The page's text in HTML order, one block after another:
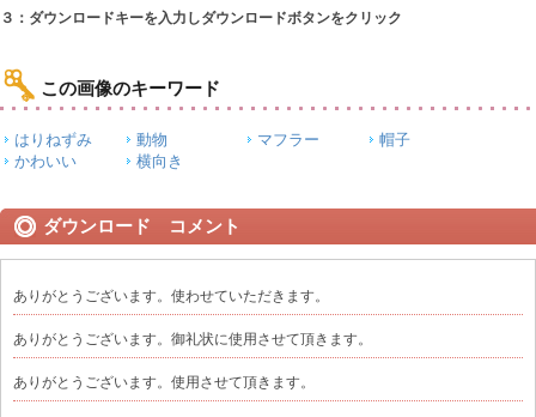
３：ダウンロードキーを入力しダウンロードボタンをクリック
この画像のキーワード
はりねずみ 動物 マフラー
帽子
かわいい
横向き
ダウンロード コメント
ありがとうございます。使わせていただきます。
ありがとうございます。御礼状に使用させて頂きます。
ありがとうございます。使用させて頂きます。